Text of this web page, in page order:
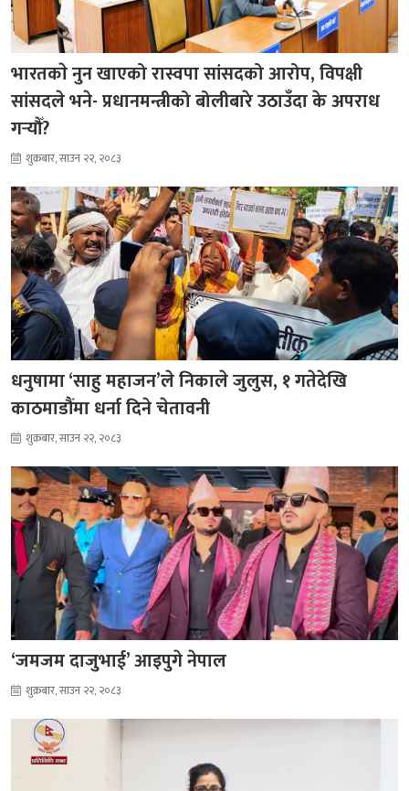
भारतकाे नुन खाएको रास्वपा सांसदको आरोप, विपक्षी
सांसदले भने- प्रधानमन्त्रीको बोलीबारे उठाउँदा के अपराध
गर्‍यौँ?
शुक्रबार, साउन २२, २०८३
धनुषामा ‘साहु महाजन’ले निकाले जुलुस, १ गतेदेखि
काठमाडौंमा धर्ना दिने चेतावनी
शुक्रबार, साउन २२, २०८३
‘जमजम दाजुभाई’ आइपुगे नेपाल
शुक्रबार, साउन २२, २०८३